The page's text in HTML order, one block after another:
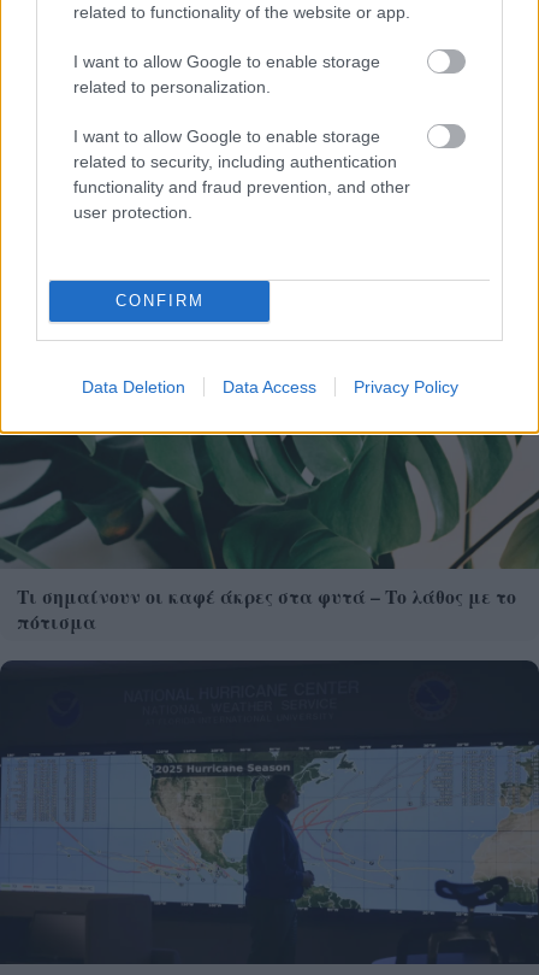
related to functionality of the website or app.
I want to allow Google to enable storage
related to personalization.
I want to allow Google to enable storage
related to security, including authentication
functionality and fraud prevention, and other
user protection.
CONFIRM
Data Deletion Data Access Privacy Policy
Ελένη Βουλγαράκη: Ξεσπά μετά τις φήμες χωρισμού
με τον Φώτη Ιωαννίδη
Τι σημαίνουν οι καφέ άκρες στα φυτά – Το λάθος με το
πότισμα